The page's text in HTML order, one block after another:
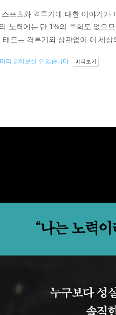
포츠와 격투기에 대한 이야기
노력에는 단 1%의 후회도 없으
태도는 격투기와 상관없이 이 세
리 읽어보실 수 있습니다. 미리보기